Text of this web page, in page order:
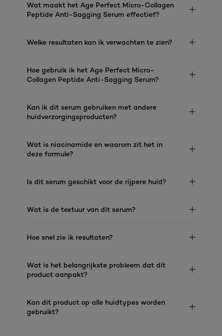
Wat maakt het Age Perfect Micro-Collagen
Peptide Anti-Sagging Serum effectief?
Welke resultaten kan ik verwachten te zien?
Hoe gebruik ik het Age Perfect Micro-
Collagen Peptide Anti-Sagging Serum?
Kan ik dit serum gebruiken met andere
huidverzorgingsproducten?
Wat is niacinamide en waarom zit het in
deze formule?
Is dit serum geschikt voor de rijpere huid?
Wat is de textuur van dit serum?
Hoe snel zie ik resultaten?
Wat is het belangrijkste probleem dat dit
product aanpakt?
Kan dit product op alle huidtypes worden
gebruikt?